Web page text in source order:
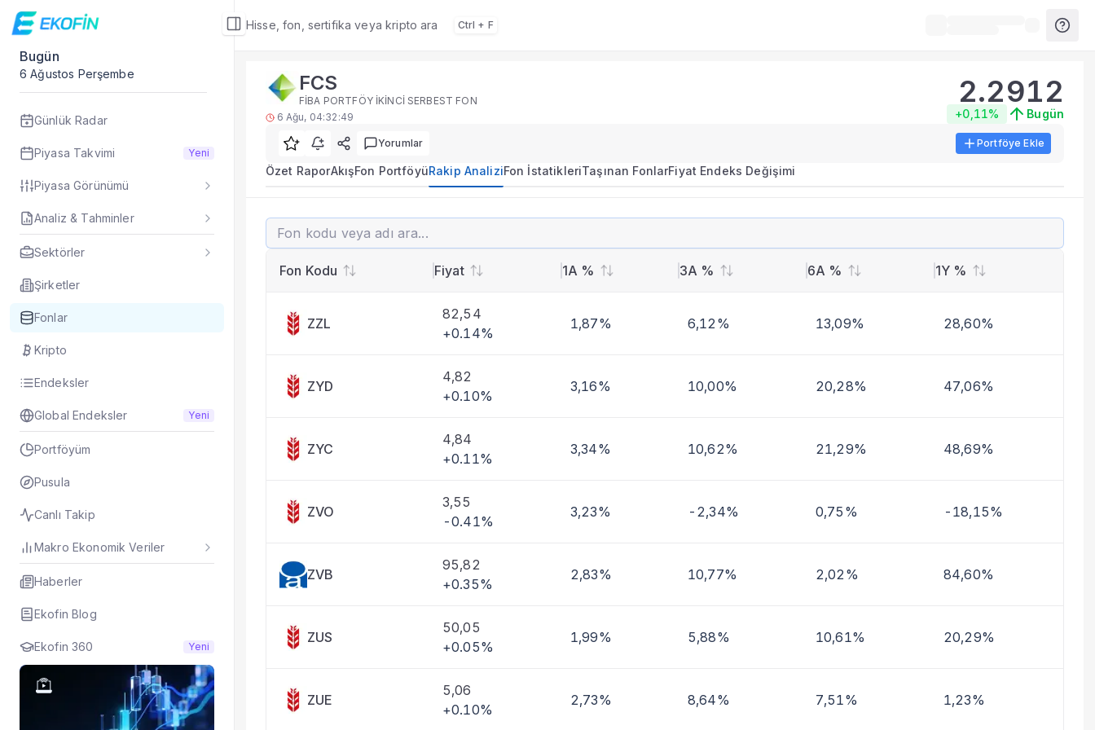
Hisse, fon, sertifika veya kripto ara Ctrl + F
Bugün
6 Ağustos Perşembe
Günlük Radar
Piyasa Takvimi Yeni
Piyasa Görünümü
Analiz & Tahminler
Sektörler
Şirketler
Fonlar
Kripto
Endeksler
Global Endeksler Yeni
Portföyüm
Pusula
Canlı Takip
Makro Ekonomik Veriler
Haberler
Ekofin Blog
Ekofin 360 Yeni
Fon Detay
Yatırım fonu detay, portföy dağılımı, performans ve rakip analizi.
Alt Bölümler
Fon Portföyü
Taşınan Fonlar
Fiyat Endeks Değişimi
Rakip Analizi
FCS
FİBA PORTFÖY İKİNCİ SERBEST FON
6 Ağu, 04:32:49
2.2912
+0,11% Bugün
Yorumlar Portföye Ekle
Özet RaporAkışFon PortföyüRakip AnaliziFon İstatikleriTaşınan FonlarFiyat Endeks Değişimi
FCS
FİBA PORTFÖY İKİNCİ SERBEST FON
Fon Kodu Fiyat 1A % 3A % 6A % 1Y %
ZZL
82,54
+0.14%
1,87% 6,12% 13,09% 28,60%
ZYD
4,82
+0.10%
3,16% 10,00% 20,28% 47,06%
ZYC
4,84
+0.11%
3,34% 10,62% 21,29% 48,69%
ZVO
3,55
-0.41%
3,23% -2,34% 0,75% -18,15%
ZVB
95,82
+0.35%
2,83% 10,77% 2,02% 84,60%
ZUS
50,05
+0.05%
1,99% 5,88% 10,61% 20,29%
ZUE
5,06
+0.10%
2,73% 8,64% 7,51% 1,23%